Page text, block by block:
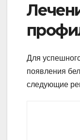
Для
появления
следующие